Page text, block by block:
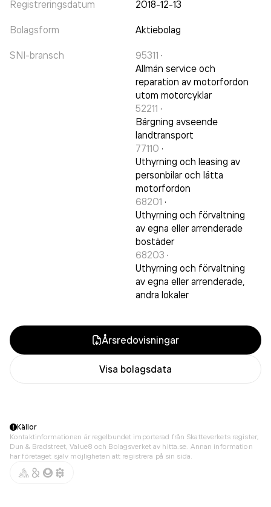
Registreringsdatum 2018-12-13
Bolagsform Aktiebolag
SNI-bransch 95311 ·
Allmän service och
reparation av motorfordon
utom motorcyklar
52211 ·
Bärgning avseende
landtransport
77110 ·
Uthyrning och leasing av
personbilar och lätta
motorfordon
68201 ·
Uthyrning och förvaltning
av egna eller arrenderade
bostäder
68203 ·
Uthyrning och förvaltning
av egna eller arrenderade,
andra lokaler
Årsredovisningar
Visa bolagsdata
Källor
Kontaktinformationen är regelbundet importerad från Skatteverkets register,
Dun & Bradstreet, Value8 och Bolagsverket av hitta.se. Annan information
har företaget själv möjligheten att registrera på sin sida.